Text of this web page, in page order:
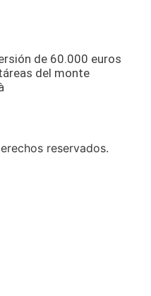
de 60.000 euros
del monte
reservados.